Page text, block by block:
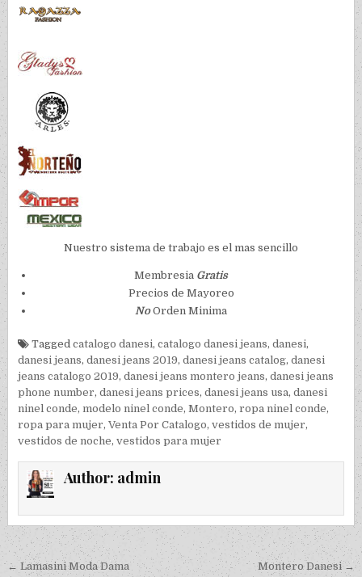
Nuestro sistema de trabajo es el mas sencillo
Membresia Gratis
Precios de Mayoreo
NoOrden Minima
Taggedcatalogo danesi,catalogo danesi jeans,danesi,
danesi jeans,danesi jeans 2019,danesi jeans catalog,danesi
jeans catalogo 2019,danesi jeans montero jeans,danesi jeans
phone number,danesi jeans prices,danesi jeans usa,danesi
ninel conde, modelo ninel conde,Montero,ropa ninel conde,
ropa para mujer,Venta Por Catalogo,vestidos de mujer,
vestidos de noche,vestidos para mujer
Author: admin
Post navigation
← Lamasini Moda Dama Montero Danesi →